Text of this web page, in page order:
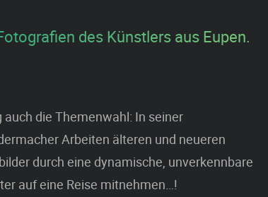
des Künstlers aus Eupen.
die Themenwahl: In seiner
Arbeiten älteren und neueren
durch eine dynamische, unverkennbare
auf eine Reise mitnehmen…!